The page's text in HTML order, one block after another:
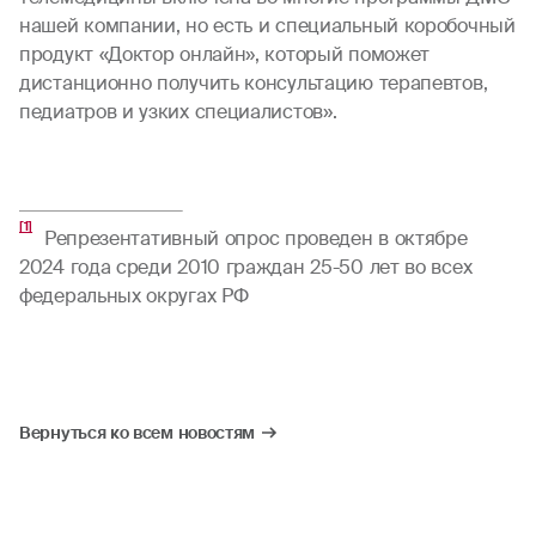
нашей компании, но есть и специальный коробочный
продукт «Доктор онлайн», который поможет
дистанционно получить консультацию терапевтов,
педиатров и узких специалистов».
[1]
Репрезентативный опрос проведен в октябре
2024 года среди 2010 граждан 25-50 лет во всех
федеральных округах РФ
Вернуться ко всем новостям